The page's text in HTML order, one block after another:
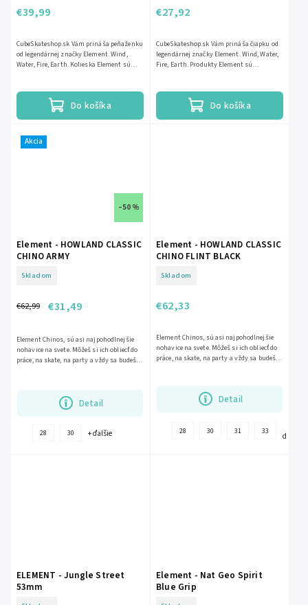
€39,99
Do košíka
CubeSkateshop.sk Vám prináša peňaženku
od legendárnej značky Element. Wind,
Water, Fire, Earth. Kolieska Element sú
€27,92
Do košíka
CubeSkateshop.sk Vám prináša čiapku od
legendárnej značky Element. Wind, Water,
Fire, Earth. Produkty Element sú
Akcia
–50 %
Element - HOWLAND CLASSIC
CHINO ARMY
Skladom
€62,99 €31,49
Detail
Element Chinos, sú asi najpohodlnejšie
nohavice na svete. Môžeš si ich obliecť do
práce, na skate, na party a vždy sa budeš
28 30 + ďalšie
Element - HOWLAND CLASSIC
CHINO FLINT BLACK
Skladom
€62,33
Detail
Element Chinos, sú asi najpohodlnejšie
nohavice na svete. Môžeš si ich obliecť do
práce, na skate, na party a vždy sa budeš
28 30 31 33
ďalšie
ELEMENT - Jungle Street
53mm
Element - Nat Geo Spirit
Blue Grip